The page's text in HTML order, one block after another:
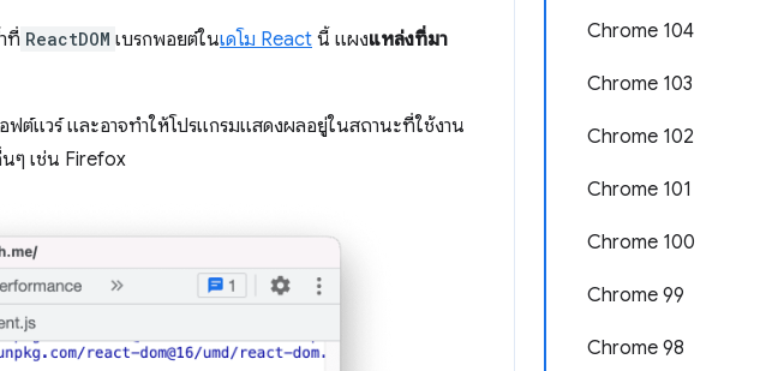
Chrome 104
Chrome 103
Chrome 102
Chrome 101
Chrome 100
Chrome 99
Chrome 98
ที่ ReactDOM เบรกพอยต์ในเดโม React นี้ แผงแหล่งที่มา
ต์แวร์ และอาจทำให้โปรแกรมแสดงผลอยู่ในสถานะที่ใช้งาน
นๆ เช่น Firefox